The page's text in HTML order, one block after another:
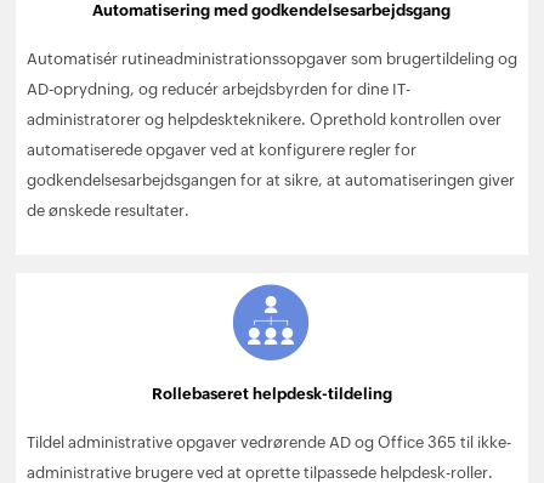
Automatisering med godkendelsesarbejdsgang
Automatisér rutineadministrationssopgaver som brugertildeling og
AD-oprydning, og reducér arbejdsbyrden for dine IT-
administratorer og helpdeskteknikere. Oprethold kontrollen over
automatiserede opgaver ved at konfigurere regler for
godkendelsesarbejdsgangen for at sikre, at automatiseringen giver
de ønskede resultater.
Rollebaseret helpdesk-tildeling
Tildel administrative opgaver vedrørende AD og Office 365 til ikke-
administrative brugere ved at oprette tilpassede helpdesk-roller.